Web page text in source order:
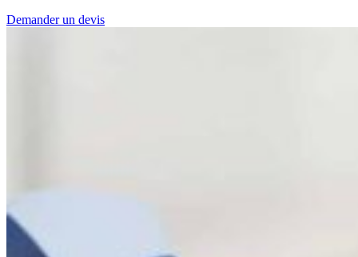
Demander un devis